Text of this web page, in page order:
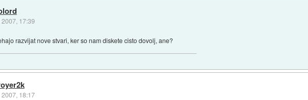
17:39
razvijat nove stvari, ker so nam diskete cisto dovolj, ane?
2007, 18:17